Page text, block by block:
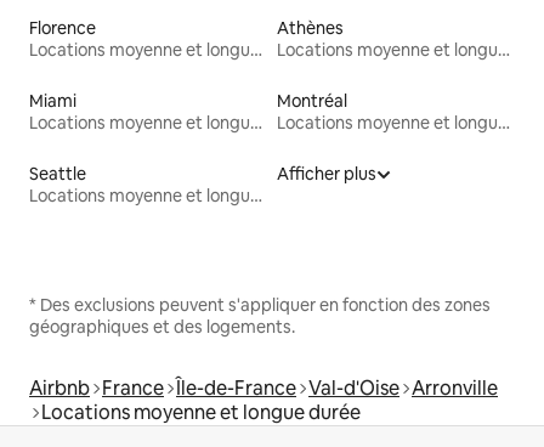
Florence
Locations moyenne et longue durée
Athènes
Locations moyenne et longue durée
Miami
Locations moyenne et longue durée
Montréal
Locations moyenne et longue durée
Seattle
Locations moyenne et longue durée
Afficher plus
* Des exclusions peuvent s'appliquer en fonction des zones
géographiques et des logements.
Airbnb France Île-de-France Val-d'Oise Arronville
Locations moyenne et longue durée